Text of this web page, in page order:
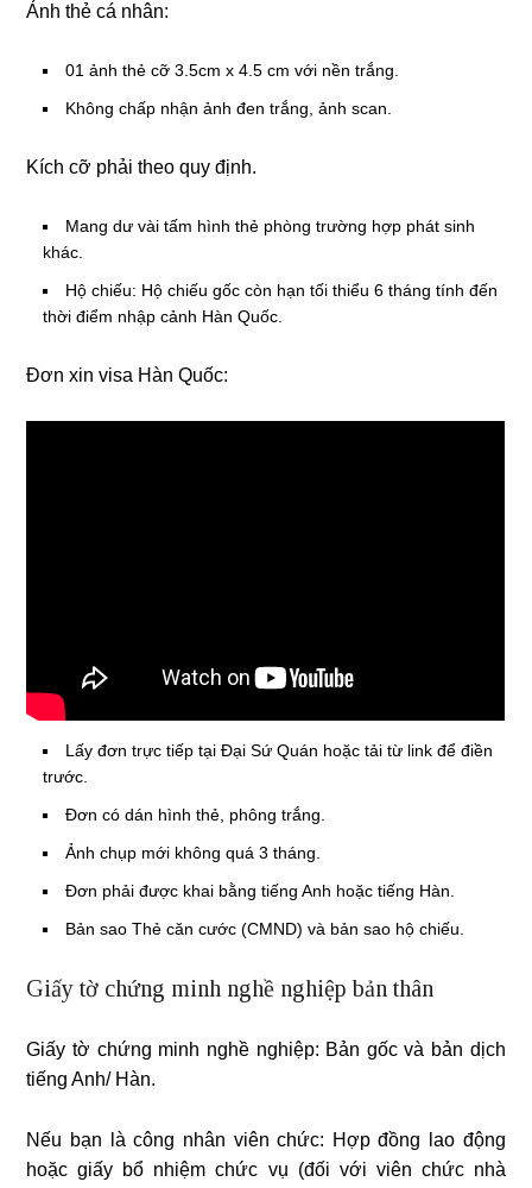
Ảnh thẻ cá nhân:
01 ảnh thẻ cỡ 3.5cm x 4.5 cm với nền trắng.
Không chấp nhận ảnh đen trắng, ảnh scan.
Kích cỡ phải theo quy định.
Mang dư vài tấm hình thẻ phòng trường hợp phát sinh
khác.
Hộ chiếu: Hộ chiếu gốc còn hạn tối thiểu 6 tháng tính đến
thời điểm nhập cảnh Hàn Quốc.
Đơn xin visa Hàn Quốc:
Lấy đơn trực tiếp tại Đại Sứ Quán hoặc tải từ link để điền
trước.
Đơn có dán hình thẻ, phông trắng.
Ảnh chụp mới không quá 3 tháng.
Đơn phải được khai bằng tiếng Anh hoặc tiếng Hàn.
Bản sao Thẻ căn cước (CMND) và bản sao hộ chiếu.
Giấy tờ chứng minh nghề nghiệp bản thân
Giấy tờ chứng minh nghề nghiệp: Bản gốc và bản dịch
tiếng Anh/ Hàn.
Nếu bạn là công nhân viên chức: Hợp đồng lao động
hoặc giấy bổ nhiệm chức vụ (đối với viên chức nhà